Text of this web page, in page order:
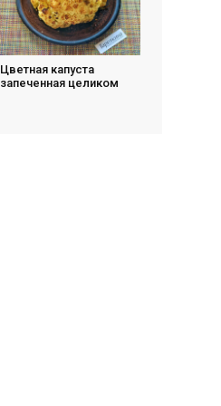
Цветная капуста
запеченная целиком